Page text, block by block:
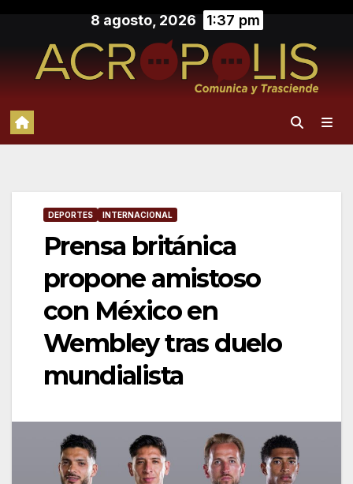
contenido
8 agosto, 2026 1:37 pm
DEPORTES INTERNACIONAL
Prensa británica
propone amistoso
con México en
Wembley tras duelo
mundialista